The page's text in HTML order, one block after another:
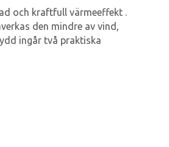
och kraftfull värmeeffekt .
den mindre av vind,
ingår två praktiska